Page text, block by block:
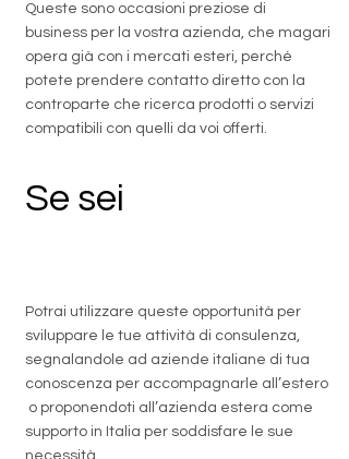
Queste sono occasioni preziose di
business per la vostra azienda, che magari
opera già con i mercati esteri, perché
potete prendere contatto diretto con la
controparte che ricerca prodotti o servizi
compatibili con quelli da voi offerti.
Se sei
Potrai utilizzare queste opportunità per
sviluppare le tue attività di consulenza,
segnalandole ad aziende italiane di tua
conoscenza per accompagnarle all’estero
o proponendoti all’azienda estera come
supporto in Italia per soddisfare le sue
necessità.